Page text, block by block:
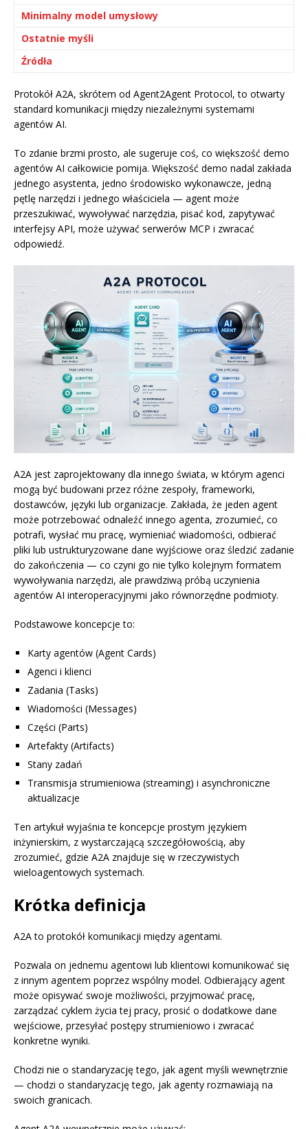
Minimalny model umysłowy
Ostatnie myśli
Źródła
Protokół A2A, skrótem od Agent2Agent Protocol, to otwarty
standard komunikacji między niezależnymi systemami
agentów AI.
To zdanie brzmi prosto, ale sugeruje coś, co większość demo
agentów AI całkowicie pomija. Większość demo nadal zakłada
jednego asystenta, jedno środowisko wykonawcze, jedną
pętlę narzędzi i jednego właściciela — agent może
przeszukiwać, wywoływać narzędzia, pisać kod, zapytywać
interfejsy API, może używać serwerów MCP i zwracać
odpowiedź.
A2A jest zaprojektowany dla innego świata, w którym agenci
mogą być budowani przez różne zespoły, frameworki,
dostawców, języki lub organizacje. Zakłada, że jeden agent
może potrzebować odnaleźć innego agenta, zrozumieć, co
potrafi, wysłać mu pracę, wymieniać wiadomości, odbierać
pliki lub ustrukturyzowane dane wyjściowe oraz śledzić zadanie
do zakończenia — co czyni go nie tylko kolejnym formatem
wywoływania narzędzi, ale prawdziwą próbą uczynienia
agentów AI interoperacyjnymi jako równorzędne podmioty.
Podstawowe koncepcje to:
Karty agentów (Agent Cards)
Agenci i klienci
Zadania (Tasks)
Wiadomości (Messages)
Części (Parts)
Artefakty (Artifacts)
Stany zadań
Transmisja strumieniowa (streaming) i asynchroniczne
aktualizacje
Ten artykuł wyjaśnia te koncepcje prostym językiem
inżynierskim, z wystarczającą szczegółowością, aby
zrozumieć, gdzie A2A znajduje się w rzeczywistych
wieloagentowych systemach.
Krótka definicja
A2A to protokół komunikacji między agentami.
Pozwala on jednemu agentowi lub klientowi komunikować się
z innym agentem poprzez wspólny model. Odbierający agent
może opisywać swoje możliwości, przyjmować pracę,
zarządzać cyklem życia tej pracy, prosić o dodatkowe dane
wejściowe, przesyłać postępy strumieniowo i zwracać
konkretne wyniki.
Chodzi nie o standaryzację tego, jak agent myśli wewnętrznie
— chodzi o standaryzację tego, jak agenty rozmawiają na
swoich granicach.